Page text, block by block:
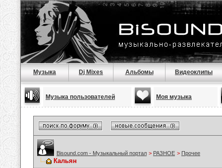
Музыка Dj Mixes Альбомы Видеоклипы
Музыка пользователей Моя музыка
Bisound.com - Музыкальный портал > РАЗНОЕ > Прочее
Кальян